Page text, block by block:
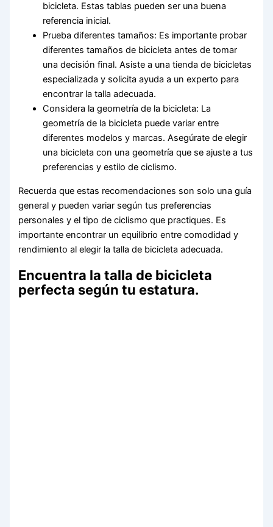
bicicleta. Estas tablas pueden ser una buena
referencia inicial.
Prueba diferentes tamaños: Es importante probar
diferentes tamaños de bicicleta antes de tomar
una decisión final. Asiste a una tienda de bicicletas
especializada y solicita ayuda a un experto para
encontrar la talla adecuada.
Considera la geometría de la bicicleta: La
geometría de la bicicleta puede variar entre
diferentes modelos y marcas. Asegúrate de elegir
una bicicleta con una geometría que se ajuste a tus
preferencias y estilo de ciclismo.
Recuerda que estas recomendaciones son solo una guía
general y pueden variar según tus preferencias
personales y el tipo de ciclismo que practiques. Es
importante encontrar un equilibrio entre comodidad y
rendimiento al elegir la talla de bicicleta adecuada.
Encuentra la talla de bicicleta
perfecta según tu estatura.